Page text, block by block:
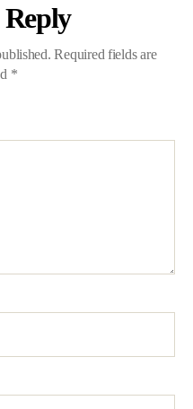
Reply
Required fields are
*